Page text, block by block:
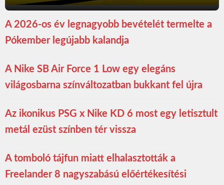
A 2026-os év legnagyobb bevételét termelte a
Pókember legújabb kalandja
A Nike SB Air Force 1 Low egy elegáns
világosbarna színváltozatban bukkant fel újra
Az ikonikus PSG x Nike KD 6 most egy letisztult
metál ezüst színben tér vissza
A tomboló tájfun miatt elhalasztották a
Freelander 8 nagyszabású előértékesítési